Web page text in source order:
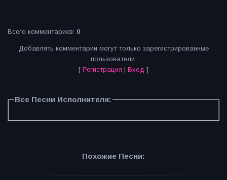
Всего комментариев: 0
Добавлять комментарии могут только зарегистрированные
пользователи.
[ Регистрация | Вход ]
Все Песни Исполнителя:
Похожие Песни: